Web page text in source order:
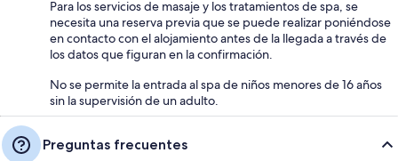
Para los servicios de masaje y los tratamientos de spa, se
necesita una reserva previa que se puede realizar poniéndose
en contacto con el alojamiento antes de la llegada a través de
los datos que figuran en la confirmación.
No se permite la entrada al spa de niños menores de 16 años
sin la supervisión de un adulto.
Preguntas frecuentes